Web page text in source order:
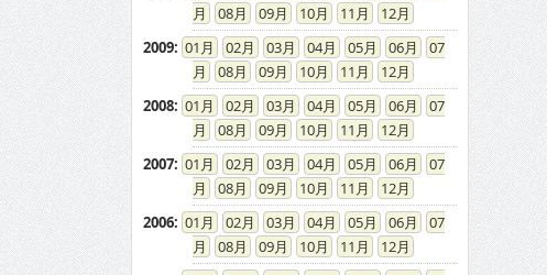
08
09 10 11
12
2009: 01 02 03 04 05 06
07
08
09 10 11
12
2008: 01 02 03 04 05 06
07
08
09 10 11
12
2007: 01 02 03 04 05 06
07
08
09 10 11
12
2006: 01 02 03 04 05 06
07
08
09 10 11
12